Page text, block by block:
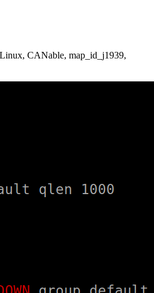
CANable, map_id_j1939,